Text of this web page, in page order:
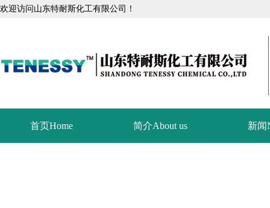
欢迎访问山东特耐斯化工有限公司！
首页Home 简介About us 新闻